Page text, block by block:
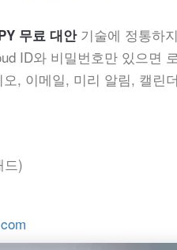
무료 대안기술에 정통하
ID와 비밀번호만 있으면
, 이메일, 미리 알림, 캘린
드)